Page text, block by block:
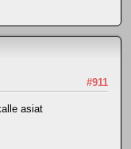
#911
asiat